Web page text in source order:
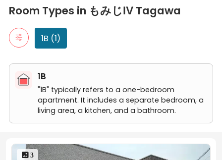
"1B" typically refers to a one-bedroom apartment. It includes
201号房间(带独立厨房)
Room Types in もみじⅣ Tagawa
1B (1)
1B
"1B" typically refers to a one-bedroom
apartment. It includes a separate bedroom, a
living area, a kitchen, and a bathroom.
 3